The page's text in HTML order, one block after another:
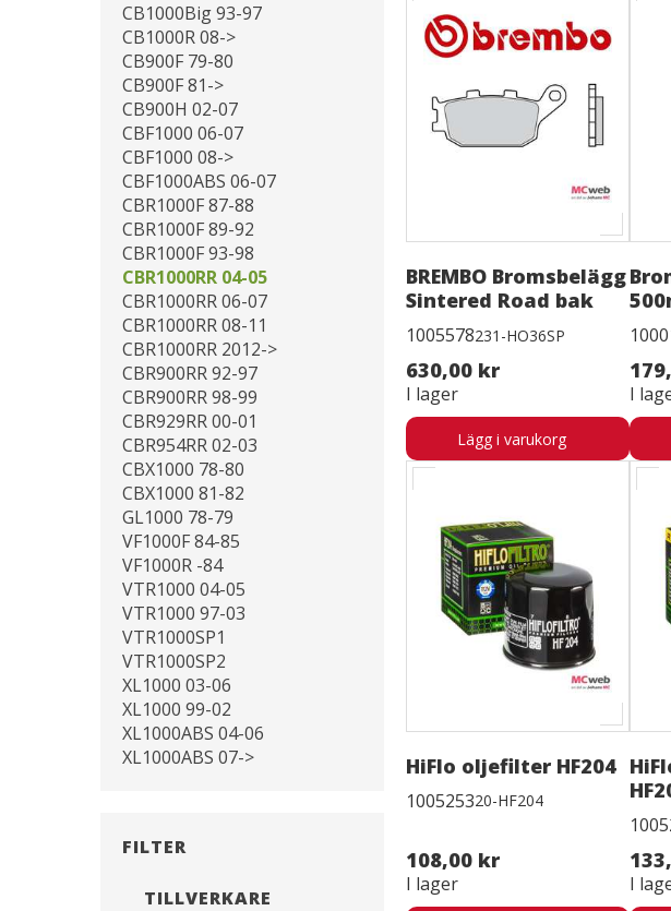
CB1000Big 93-97
CB1000R 08->
CB900F 79-80
CB900F 81->
CB900H 02-07
CBF1000 06-07
CBF1000 08->
CBF1000ABS 06-07
CBR1000F 87-88
CBR1000F 89-92
CBR1000F 93-98
CBR1000RR 04-05
CBR1000RR 06-07
CBR1000RR 08-11
CBR1000RR 2012->
CBR900RR 92-97
CBR900RR 98-99
CBR929RR 00-01
CBR954RR 02-03
CBX1000 78-80
CBX1000 81-82
GL1000 78-79
VF1000F 84-85
VF1000R -84
VTR1000 04-05
VTR1000 97-03
VTR1000SP1
VTR1000SP2
XL1000 03-06
XL1000 99-02
XL1000ABS 04-06
XL1000ABS 07->
FILTER
TILLVERKARE
BREMBO Bromsbelägg
Sintered Road bak
1005578231-HO36SP
630,00 kr
I lager
Lägg i varukorg
I
HiFlo oljefilter HF204
100525320-HF204
108,00 kr
I lager I